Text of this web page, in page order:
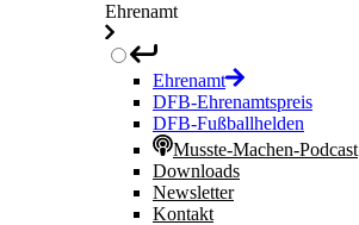
Ehrenamt
Ehrenamt
DFB-Ehrenamtspreis
DFB-Fußballhelden
Musste-Machen-Podcast
Downloads
Newsletter
Kontakt